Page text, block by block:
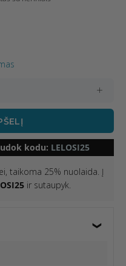
kodu: LELOSI25
taikoma 25% nuolaida. Į
ir sutaupyk.